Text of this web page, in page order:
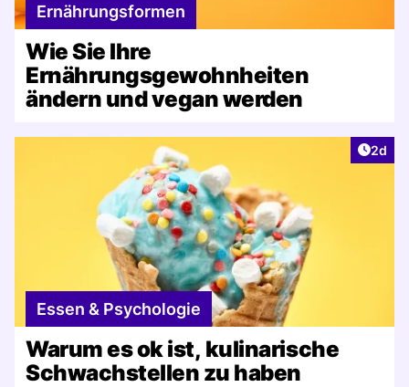
Ernährungsformen
Wie Sie Ihre
Ernährungsgewohnheiten
ändern und vegan werden
2d
Essen & Psychologie
Warum es ok ist, kulinarische
Schwachstellen zu haben